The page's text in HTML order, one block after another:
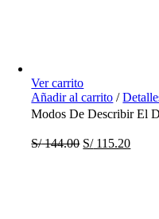
Ver carrito
Añadir al carrito /
Modos De Describir El
S/144.00 S/115.20